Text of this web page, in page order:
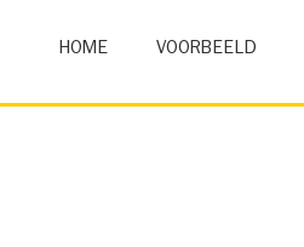
HOME VOORBEELD